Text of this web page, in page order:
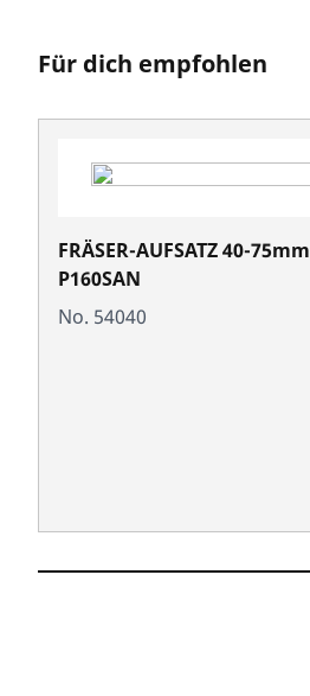
Für dich empfohlen
FRÄSER-AUFSATZ 40-75mm
P160SAN
No. 54040